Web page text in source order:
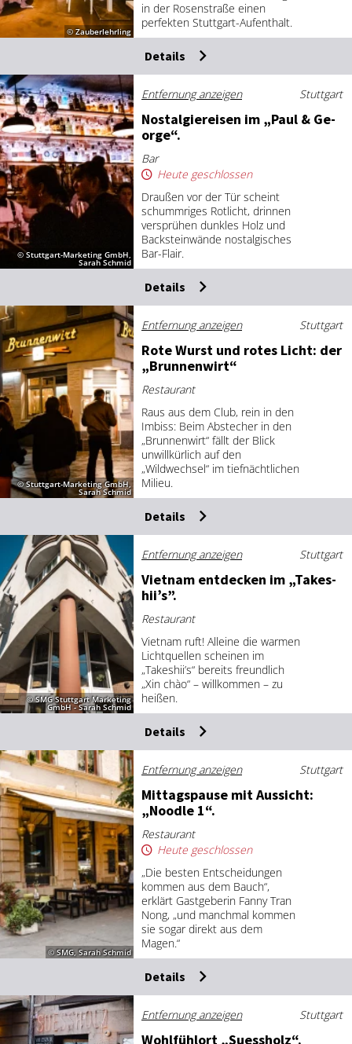
© Zauberlehrling
in der Rosenstraße einen
perfekten Stuttgart-Aufenthalt.
Details
© Stuttgart-Marketing GmbH,
Sarah Schmid
Entfernung anzeigen Stuttgart
Nost­al­gie­rei­sen im „Paul & Ge­
or­ge“.
Bar
Heute geschlossen
Draußen vor der Tür scheint
schummriges Rotlicht, drinnen
versprühen dunkles Holz und
Backsteinwände nostalgisches
Bar-Flair.
Details
© Stuttgart-Marketing GmbH,
Sarah Schmid
Entfernung anzeigen Stuttgart
Ro­te Wurst und ro­tes Licht: der
„Brun­nen­wirt“
Restaurant
Raus aus dem Club, rein in den
Imbiss: Beim Abstecher in den
„Brunnenwirt“ fällt der Blick
unwillkürlich auf den
„Wildwechsel“ im tiefnächtlichen
Milieu.
Details
© SMG Stuttgart Marketing
GmbH - Sarah Schmid
Entfernung anzeigen Stuttgart
Viet­nam ent­de­cken im „Ta­kes­
hii’s”.
Restaurant
Vietnam ruft! Alleine die warmen
Lichtquellen scheinen im
„Takeshii’s“ bereits freundlich
„Xin chào“ – willkommen – zu
heißen.
Details
© SMG, Sarah Schmid
Entfernung anzeigen Stuttgart
Mit­tags­pau­se mit Aus­sicht:
„Nood­le 1“.
Restaurant
Heute geschlossen
„Die besten Entscheidungen
kommen aus dem Bauch“,
erklärt Gastgeberin Fanny Tran
Nong, „und manchmal kommen
sie sogar direkt aus dem
Magen.“
Details
Entfernung anzeigen Stuttgart
Wohl­fühlort „Su­ess­holz“.